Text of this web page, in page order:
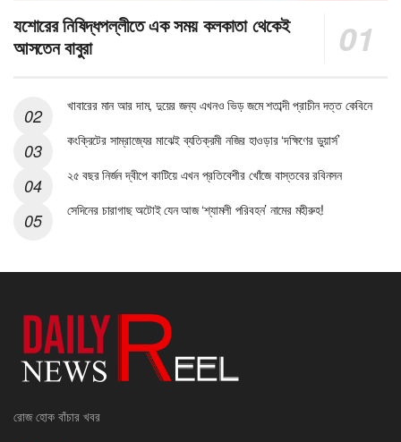
যশোরের নিষিদ্ধপল্লীতে এক সময় কলকাতা থেকেই
আসতেন বাবুরা
খাবারের মান আর দাম, দুয়ের জন্য এখনও ভিড় জমে শতাব্দী প্রাচীন দত্ত কেবিনে
কংক্রিটের সাম্রাজ্যের মাঝেই ব্যতিক্রমী নজির হাওড়ার ‘দক্ষিণের ডুয়ার্স’
২৫ বছর নির্জন দ্বীপে কাটিয়ে এখন প্রতিবেশীর খোঁজে বাস্তবের রবিনসন
সেদিনের চারাগাছ অটোই যেন আজ ‘শ্যামলী পরিবহন’ নামের মহীরুহ!
রোজ হোক বাঁচার খবর